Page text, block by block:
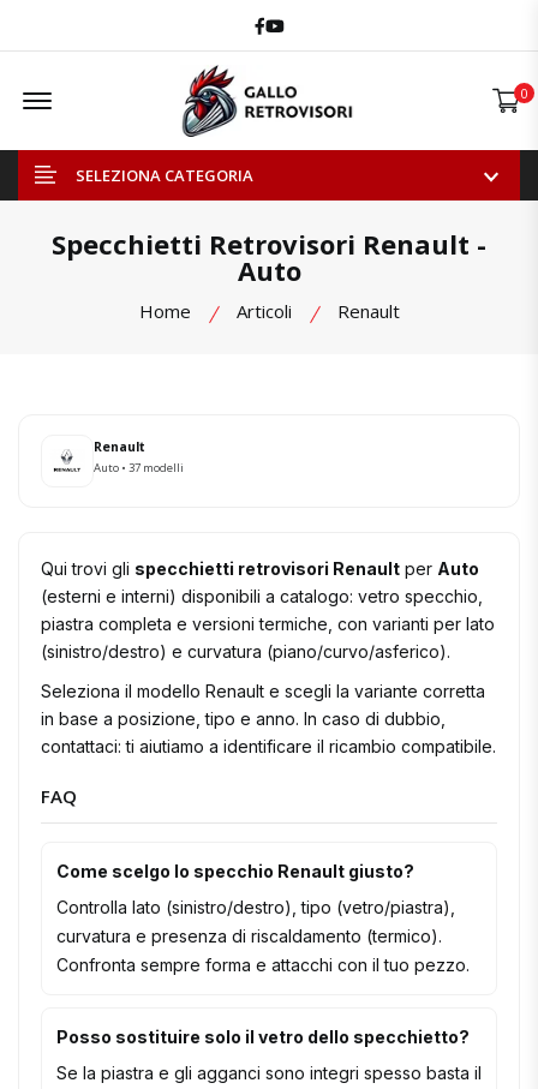
Facebook
Youtube
Offcanvas Menu Open 0
SELEZIONA CATEGORIA
Specchietti Retrovisori Renault -
Auto
Home Articoli Renault
Renault
Auto • 37 modelli
Qui trovi gli specchietti retrovisori Renault per Auto
(esterni e interni) disponibili a catalogo: vetro specchio,
piastra completa e versioni termiche, con varianti per lato
(sinistro/destro) e curvatura (piano/curvo/asferico).
Seleziona il modello Renault e scegli la variante corretta
in base a posizione, tipo e anno. In caso di dubbio,
contattaci: ti aiutiamo a identificare il ricambio compatibile.
FAQ
Come scelgo lo specchio Renault giusto?
Controlla lato (sinistro/destro), tipo (vetro/piastra),
curvatura e presenza di riscaldamento (termico).
Confronta sempre forma e attacchi con il tuo pezzo.
Posso sostituire solo il vetro dello specchietto?
Se la piastra e gli agganci sono integri spesso basta il